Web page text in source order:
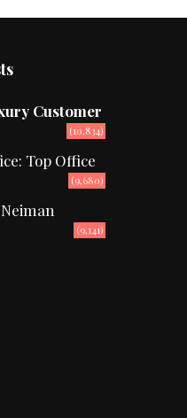
Customer
(10,834)
Top Office
(9,680)
(9,141)